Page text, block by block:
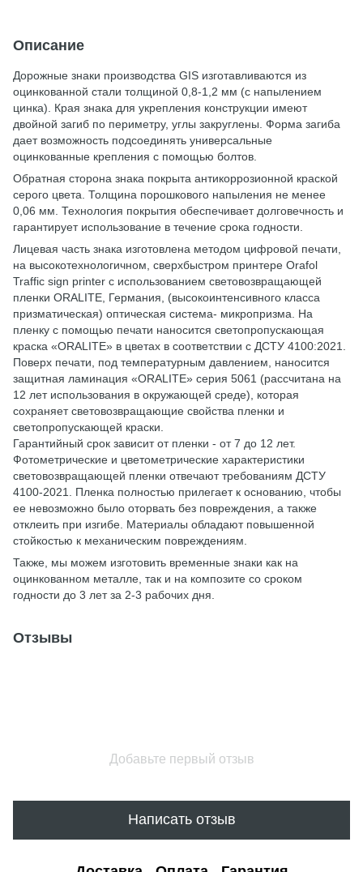
Описание
Дорожные знаки производства GIS изготавливаются из
оцинкованной стали толщиной 0,8-1,2 мм (с напылением
цинка). Края знака для укрепления конструкции имеют
двойной загиб по периметру, углы закруглены. Форма загиба
дает возможность подсоединять универсальные
оцинкованные крепления с помощью болтов.
Обратная сторона знака покрыта антикоррозионной краской
серого цвета. Толщина порошкового напыления не менее
0,06 мм. Технология покрытия обеспечивает долговечность и
гарантирует использование в течение срока годности.
Лицевая часть знака изготовлена ​​методом цифровой печати,
на высокотехнологичном, сверхбыстром принтере Orafol
Traffic sign printer с использованием световозвращающей
пленки ORALITE, Германия, (высокоинтенсивного класса
призматическая) оптическая система- микропризма. На
пленку с помощью печати наносится светопропускающая
краска «ORALITE» в цветах в соответствии с ДСТУ 4100:2021.
Поверх печати, под температурным давлением, наносится
защитная ламинация «ORALITE» серия 5061 (рассчитана на
12 лет использования в окружающей среде), которая
сохраняет световозвращающие свойства пленки и
светопропускающей краски.
Гарантийный срок зависит от пленки - от 7 до 12 лет.
Фотометрические и цветометрические характеристики
световозвращающей пленки отвечают требованиям ДСТУ
4100-2021. Пленка полностью прилегает к основанию, чтобы
ее невозможно было оторвать без повреждения, а также
отклеить при изгибе. Материалы обладают повышенной
стойкостью к механическим повреждениям.
Также, мы можем изготовить временные знаки как на
оцинкованном металле, так и на композите со сроком
годности до 3 лет за 2-3 рабочих дня.
Отзывы
Добавьте первый отзыв
Написать отзыв